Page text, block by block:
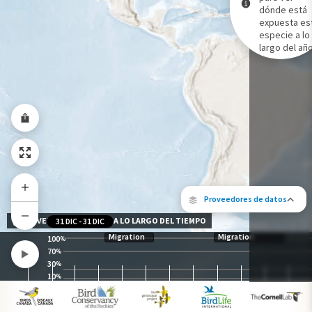
Proveedores de datos
Los siguientes socios contribuyeron
Gama de especies por estación
Gama de verano
Rango de invierno
Rango a lo largo del año
dónde está
expuesta
especie a lo
largo del
100%
70%
30%
10%
Migration Migration
31 DIC -31 DIC
NIVEL DE EXPOSICIÓN A LO LARGO DEL TIEMPO